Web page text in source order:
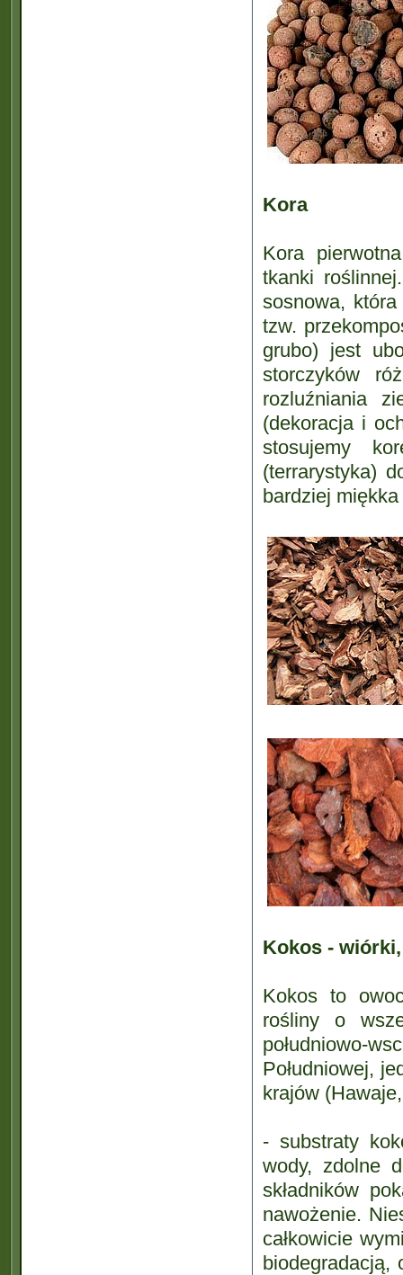
Kora
Kora
tkanki
sosnowa,
tzw.
grubo) jest
storczyków
rozluźniania
(dekoracja i
stosujemy
(terrarystyka)
bardziej
Kokos -
Kokos to
rośliny o
południowo-
Południowej,
krajów
- substraty
wody, zdolne
składników
nawożenie.
całkowicie
biodegradacją,